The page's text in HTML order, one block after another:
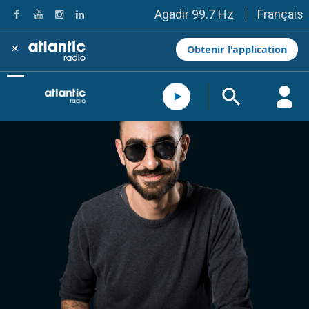
Agadir 99.7 Hz
Tanger 103.3 Hz
Tétouan 87.8 Hz
Fès 98.8 Hz
Meknès 97.2 Hz
El Jadida 97.3
Settat 104,6
Essaouira 96.6
Safi 92.3
Taza 103.0
Taounate 95.6
Tiznit 103.1
SkhourRhamna 92.2
Taroudant 104.9
Guelmim 91.9
Tan-Tan 95.2
Tafraout 104.9
Casablanca 92.5 Hz
Rabat, Salé 106.9 Hz
Marrakech 90.5 Hz
Français
× Obtenir l'application